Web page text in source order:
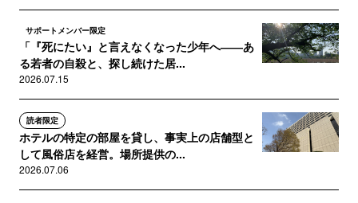
サポートメンバー限定
「『死にたい』と言えなくなった少年へ――あ
る若者の自殺と、探し続けた居...
2026.07.15
読者限定
ホテルの特定の部屋を貸し、事実上の店舗型と
して風俗店を経営。場所提供の...
2026.07.06